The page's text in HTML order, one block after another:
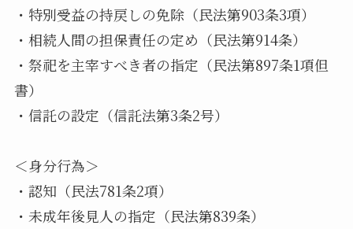
・特別受益の持戻しの免除（民法第903条3項）
・相続人間の担保責任の定め（民法第914条）
・祭祀を主宰すべき者の指定（民法第897条1項但
書）
・信託の設定（信託法第3条2号）
＜身分行為＞
・認知（民法781条2項）
・未成年後見人の指定（民法第839条）